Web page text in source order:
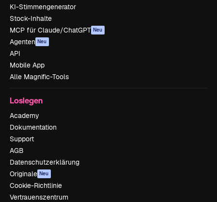
KI-Stimmengenerator
Stock-Inhalte
MCP für Claude/ChatGPT Neu
Agenten Neu
API
Mobile App
Alle Magnific-Tools
Loslegen
Academy
Dokumentation
Support
AGB
Datenschutzerklärung
Originale Neu
Cookie-Richtlinie
Vertrauenszentrum